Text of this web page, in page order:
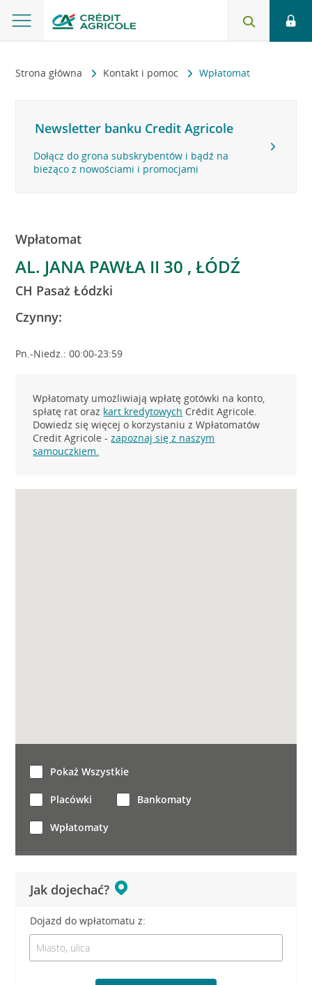
Strona główna Kontakt i pomoc Wpłatomat
Newsletter banku Credit Agricole
Dołącz do grona subskrybentów i bądź na
bieżąco z nowościami i promocjami
Wpłatomat
AL. JANA PAWŁA II 30 , ŁÓDŹ
CH Pasaż Łódzki
Czynny:
Pn.-Niedz.: 00:00-23:59
Wpłatomaty umożliwiają wpłatę gotówki na konto,
spłatę rat oraz kart kredytowych Crédit Agricole.
Dowiedz się więcej o korzystaniu z Wpłatomatów
Credit Agricole -zapoznaj się z naszym
samouczkiem.
Jak dojechać?
Dojazd do wpłatomatu z:
Pokaż Wszystkie
Placówki Bankomaty
Wpłatomaty